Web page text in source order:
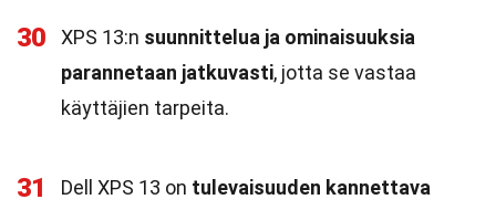
30 XPS 13:n suunnittelua ja ominaisuuksia
parannetaan jatkuvasti, jotta se vastaa
käyttäjien tarpeita.
31 Dell XPS 13 on tulevaisuuden kannettava